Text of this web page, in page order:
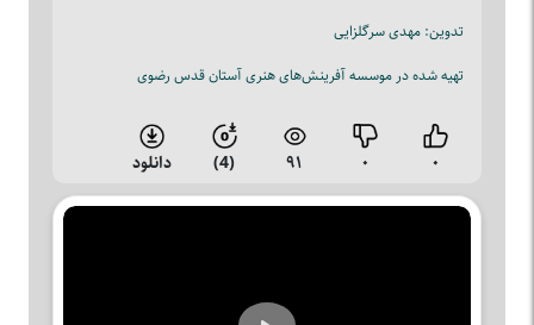
تدوین: مهدی سرگلزایی
تهیه شده در موسسه آفرینش‌های هنری آستان قدس رضوی
۰ ۰ ۹۱ (4) دانلود